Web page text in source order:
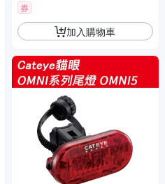
券
加入購物車